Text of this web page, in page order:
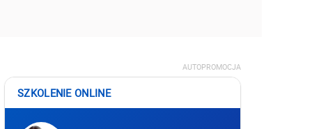
AUTOPROMOCJA
SZKOLENIE ONLINE